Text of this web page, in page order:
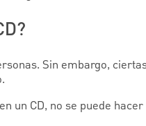
Sin embargo,
un CD, no se puede